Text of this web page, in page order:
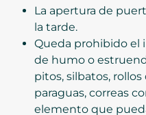
La apertura de
la tarde.
Queda prohibido el
de humo o
pitos, silbatos,
paraguas, correas
elemento que